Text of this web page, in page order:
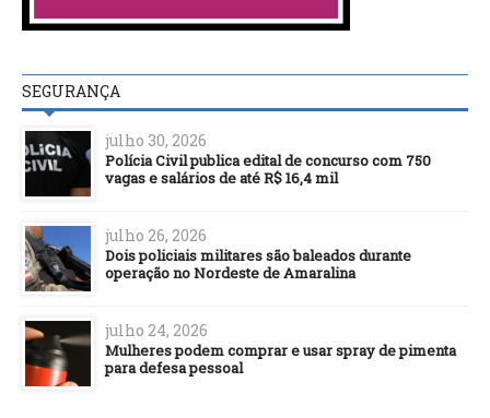
SEGURANÇA
julho 30, 2026
Polícia Civil publica edital de concurso com 750
vagas e salários de até R$ 16,4 mil
julho 26, 2026
Dois policiais militares são baleados durante
operação no Nordeste de Amaralina
julho 24, 2026
Mulheres podem comprar e usar spray de pimenta
para defesa pessoal